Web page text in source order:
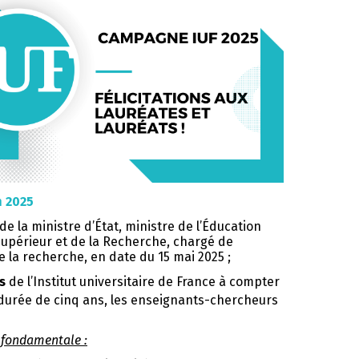
la ministre d’État, ministre de l’Éducation
et de la Recherche, chargé de
recherche, en date du 15 mai 2025 ;
de l’Institut universitaire de France à compter
de cinq ans, les enseignants-chercheurs
: